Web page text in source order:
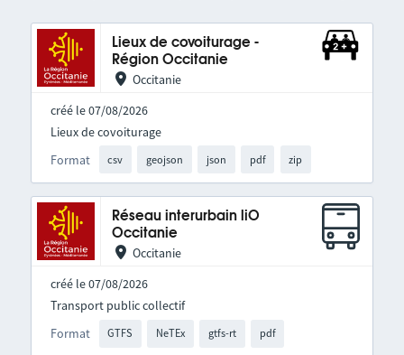
Lieux de covoiturage -
Région Occitanie
Occitanie
créé le 07/08/2026
Format csv geojson json pdf zip
Lieux de covoiturage
Réseau interurbain liO
Occitanie
Occitanie
créé le 07/08/2026
Format GTFS NeTEx gtfs-rt pdf
Transport public collectif